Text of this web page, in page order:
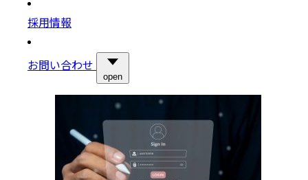
採用情報
お問い合わせ
open